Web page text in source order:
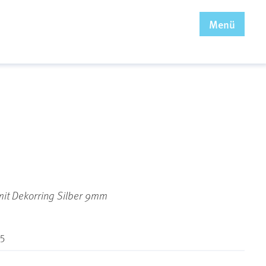
Menü
Dekorring Silber 9mm